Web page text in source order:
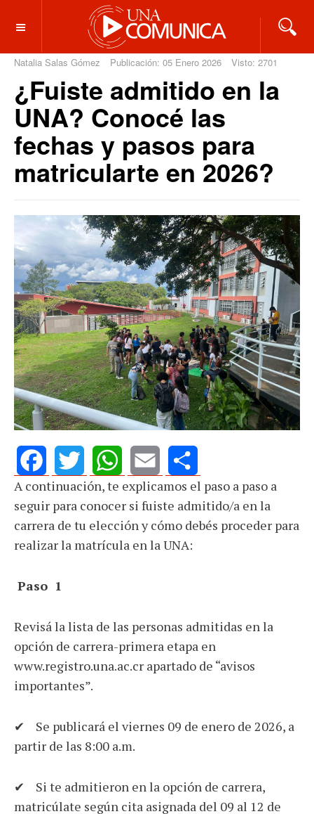
OFF CANVAS
Natalia Salas Gómez Publicación: 05 Enero 2026 Visto: 2701
¿Fuiste admitido en la
UNA? Conocé las
fechas y pasos para
matricularte en 2026?
FacebookTwitterWhatsAppEmail Share
A continuación, te explicamos el paso a paso a
seguir para conocer si fuiste admitido/a en la
carrera de tu elección y cómo debés proceder para
realizar la matrícula en la UNA:
Paso 1
Revisá la lista de las personas admitidas en la
opción de carrera-primera etapa en
www.registro.una.ac.cr apartado de “avisos
importantes”.
✔ Se publicará el viernes 09 de enero de 2026, a
partir de las 8:00 a.m.
✔ Si te admitieron en la opción de carrera,
matricúlate según cita asignada del 09 al 12 de